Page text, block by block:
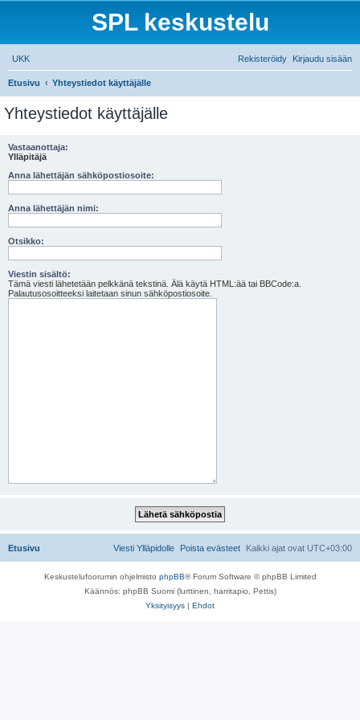
SPL keskustelu
UKK Kirjaudu sisään
Rekisteröidy
Etusivu
Yhteystiedot käyttäjälle
E
Yhteystiedot käyttäjälle
Vastaanottaja:
Ylläpitäjä
Anna lähettäjän sähköpostiosoite:
Anna lähettäjän nimi:
Otsikko:
Viestin sisältö:
Tämä viesti lähetetään pelkkänä tekstinä. Älä käytä HTML:ää tai BBCode:a.
Palautusosoitteeksi laitetaan sinun sähköpostiosoite.
Etusivu Kaikki ajat ovat UTC+03:00
Poista evästeet
Viesti Ylläpidolle
Keskustelufoorumin ohjelmisto phpBB® Forum Software © phpBB Limited
Käännös: phpBB Suomi (lurttinen, harritapio, Pettis)
Yksityisyys | Ehdot